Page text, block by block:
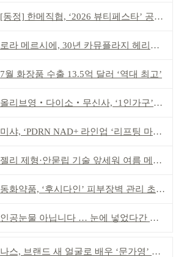
[동정] 한메직협, ‘2026 뷰티페스타’ 공동 주최
로라 메르시에, 30년 카뮤플라지 헤리티지 담아
7월 화장품 수출 13.5억 달러 ‘역대 최고’
올리브영‧다이소‧무신사, ‘1인가구’가 이끈다
미샤, ‘PDRN NAD+ 라인업 ‘리프팅 마스크’ 출시
젤리 제형·안묻립 기술 앞세워 여름 메이크업 시장 공략
동화약품, ‘후시다인’ 피부장벽 관리 초점 ‘리브랜딩’
인공눈물 아닙니다 … 눈에 넣었다간 각막 손상
나스, 브랜드 새 얼굴로 배우 ‘문가영’ 발탁